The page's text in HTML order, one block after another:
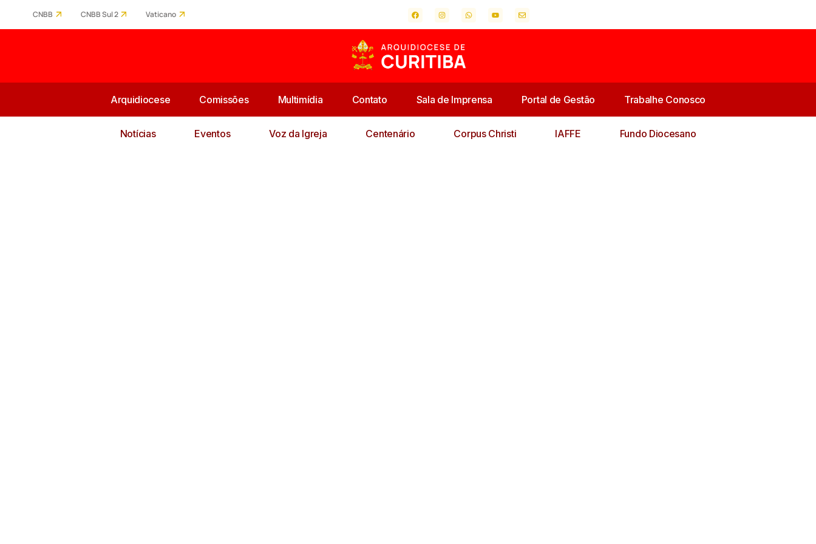
CNBB CNBB Sul 2 Vaticano
Arquidiocese Comissões Multimídia Contato Sala de Imprensa Portal de Gestão Trabalhe Conosco
Notícias Eventos Voz da Igreja Centenário Corpus Christi IAFFE Fundo Diocesano